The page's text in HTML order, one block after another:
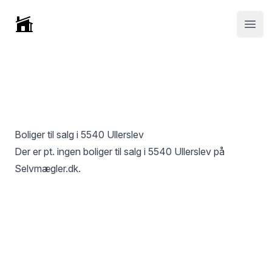
Selvmægler
Boliger til salg i 5540 Ullerslev
Der er pt. ingen boliger til salg i 5540 Ullerslev på
Selvmægler.dk.